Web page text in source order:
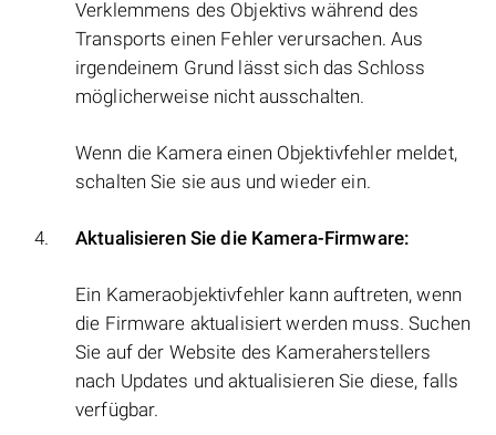
Verklemmens des Objektivs während des
Transports einen Fehler verursachen. Aus
irgendeinem Grund lässt sich das Schloss
möglicherweise nicht ausschalten.
Wenn die Kamera einen Objektivfehler meldet,
schalten Sie sie aus und wieder ein.
Aktualisieren Sie die Kamera-Firmware:
Ein Kameraobjektivfehler kann auftreten, wenn
die Firmware aktualisiert werden muss. Suchen
Sie auf der Website des Kameraherstellers
nach Updates und aktualisieren Sie diese, falls
verfügbar.